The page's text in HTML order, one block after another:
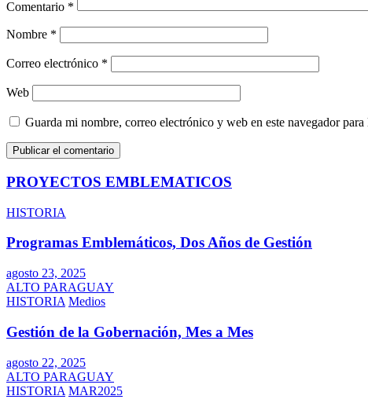
Comentario *
Nombre *
Correo electrónico *
Web
Guarda mi nombre, correo electrónico y web en este navegador
PROYECTOS EMBLEMATICOS
HISTORIA
Programas Emblemáticos, Dos Años de Gestión
agosto 23, 2025
ALTO PARAGUAY
HISTORIA Medios
Gestión de la Gobernación, Mes a Mes
agosto 22, 2025
ALTO PARAGUAY
HISTORIA MAR2025